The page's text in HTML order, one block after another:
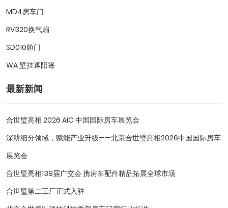
MD4房车门
RV320换气扇
SD010舱门
WA 壁挂遮阳篷
最新新闻
合世璧亮相 2026 AIC 中国国际房车展览会
深耕细分领域，赋能产业升级——北京合世璧亮相2026中国国际房车
展览会
合世璧亮相139届广交会 携房车配件精品拓展全球市场
合世璧第二工厂正式入驻